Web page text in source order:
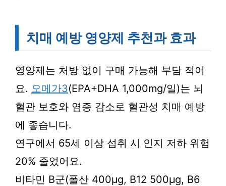
치매 예방 영양제 추천과 효과
영양제는 처방 없이 구매 가능해 부담 적어
요. 오메가3(EPA+DHA 1,000mg/일)는 뇌
혈관 보호와 염증 감소로 혈관성 치매 예방
에 좋습니다.
연구에서 65세 이상 섭취 시 인지 저하 위험
20% 줄었어요.
비타민 B군(폴산 400μg, B12 500μg, B6